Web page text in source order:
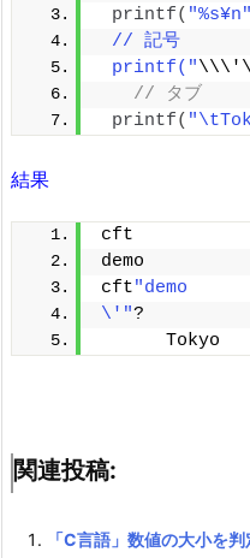
printf( "%s¥n"
// 記号
printf("\\\'\
// タブ
printf(
結果
cft
demo
cft"demo
\'"?
      Tokyo
関連投稿:
「C言語」数値の大小を